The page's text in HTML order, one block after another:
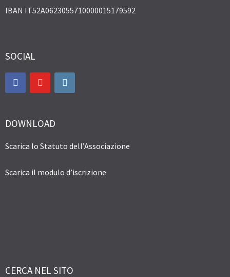
IBAN IT52A0623055710000015179592
SOCIAL
DOWNLOAD
Scarica lo Statuto dell’Associazione
Scarica il modulo d’iscrizione
CERCA NEL SITO